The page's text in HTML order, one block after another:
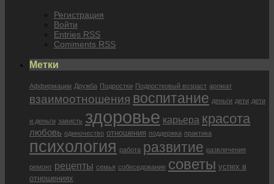
Регистрация
Войти
Entries RSS
Comments RSS
Метки
Аффирмации Дружба Подростки Подростковый возраст аромат
взаимоотношения воспитание деньги дети дети
и деньги зависть здоровье карьера красота
любовь одиночество отношения поддержка практика
психология работа развитие развлечения
ремонт рецепты семья собеседование советы успех в
отношениях